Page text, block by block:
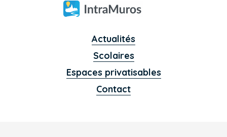
Actualités
Scolaires
Espaces privatisables
Contact